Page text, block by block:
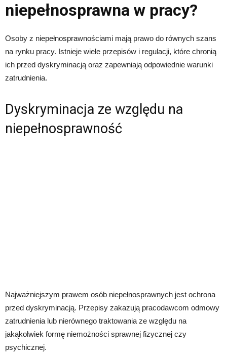
niepełnosprawna w pracy?
Osoby z niepełnosprawnościami mają prawo do równych szans
na rynku pracy. Istnieje wiele przepisów i regulacji, które chronią
ich przed dyskryminacją oraz zapewniają odpowiednie warunki
zatrudnienia.
Dyskryminacja ze względu na
niepełnosprawność
Najważniejszym prawem osób niepełnosprawnych jest ochrona
przed dyskryminacją. Przepisy zakazują pracodawcom odmowy
zatrudnienia lub nierównego traktowania ze względu na
jakąkolwiek formę niemożności sprawnej fizycznej czy
psychicznej.